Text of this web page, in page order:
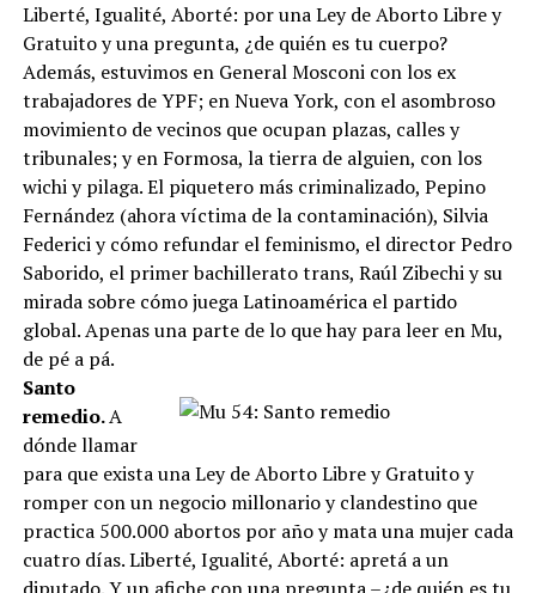
Liberté, Igualité, Aborté: por una Ley de Aborto Libre y
Gratuito y una pregunta, ¿de quién es tu cuerpo?
Además, estuvimos en General Mosconi con los ex
trabajadores de YPF; en Nueva York, con el asombroso
movimiento de vecinos que ocupan plazas, calles y
tribunales; y en Formosa, la tierra de alguien, con los
wichi y pilaga. El piquetero más criminalizado, Pepino
Fernández (ahora víctima de la contaminación), Silvia
Federici y cómo refundar el feminismo, el director Pedro
Saborido, el primer bachillerato trans, Raúl Zibechi y su
mirada sobre cómo juega Latinoamérica el partido
global. Apenas una parte de lo que hay para leer en Mu,
de pé a pá.
Santo
remedio.A
dónde llamar
para que exista una Ley de Aborto Libre y Gratuito y
romper con un negocio millonario y clandestino que
practica 500.000 abortos por año y mata una mujer cada
cuatro días. Liberté, Igualité, Aborté: apretá a un